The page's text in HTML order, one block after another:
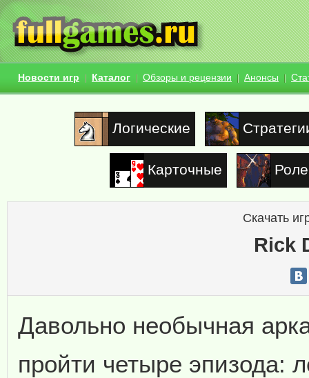
Новости игр Каталог Обзоры и рецензии Анонсы
Логические
Карточные
Скачать
Rick
Давольно необычная
пройти четыре эпизода: